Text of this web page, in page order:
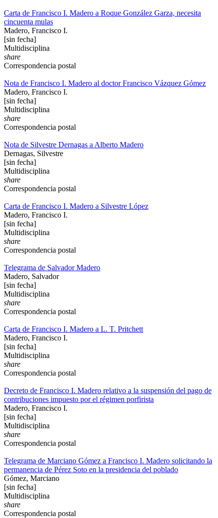
Carta de Francisco I. Madero a Roque González Garza, necesita
cincuenta mulas
Madero, Francisco I.
[sin fecha]
Multidisciplina
share
Correspondencia postal
Nota de Francisco I. Madero al doctor Francisco Vázquez Gómez
Madero, Francisco I.
[sin fecha]
Multidisciplina
share
Correspondencia postal
Nota de Silvestre Dernagas a Alberto Madero
Dernagas, Silvestre
[sin fecha]
Multidisciplina
share
Correspondencia postal
Carta de Francisco I. Madero a Silvestre López
Madero, Francisco I.
[sin fecha]
Multidisciplina
share
Correspondencia postal
Telegrama de Salvador Madero
Madero, Salvador
[sin fecha]
Multidisciplina
share
Correspondencia postal
Carta de Francisco I. Madero a L. T. Pritchett
Madero, Francisco I.
[sin fecha]
Multidisciplina
share
Correspondencia postal
Decreto de Francisco I. Madero relativo a la suspensión del pago de
contribuciones impuesto por el régimen porfirista
Madero, Francisco I.
[sin fecha]
Multidisciplina
share
Correspondencia postal
Telegrama de Marciano Gómez a Francisco I. Madero solicitando la
permanencia de Pérez Soto en la presidencia del poblado
Gómez, Marciano
[sin fecha]
Multidisciplina
share
Correspondencia postal